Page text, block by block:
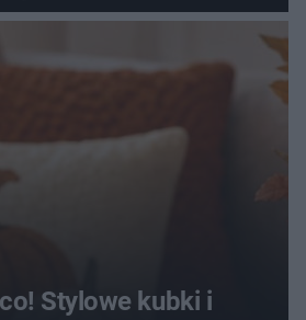
Stylowe kubki i